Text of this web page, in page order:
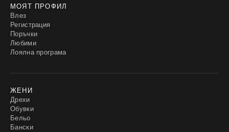
МОЯТ ПРОФИЛ
Влез
Регистрация
Поръчки
Любими
Лоялна програма
ЖЕНИ
Дрехи
Обувки
Бельо
Бански